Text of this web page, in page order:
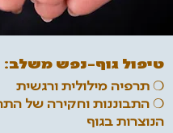
טיפול גוף-נפש משלב:
❍ תרפיה מילולית ורגשית
❍ התבוננות וחקירה של
הנוצרות בגוף